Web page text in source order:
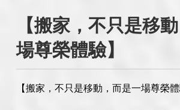
【搬家，不只是移
場尊榮體驗】
【搬家，不只是移動，而是一場尊榮體